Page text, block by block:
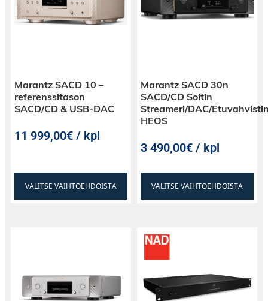
Marantz SACD 10 –
referenssitason
SACD/CD & USB-DAC
11 999,00€ / kpl
VALITSE VAIHTOEHDOISTA
Marantz SACD 30n
SACD/CD Soitin
Streameri/DAC/
HEOS
3 490,00€ / kpl
VALITSE VAIHTOEHDOISTA